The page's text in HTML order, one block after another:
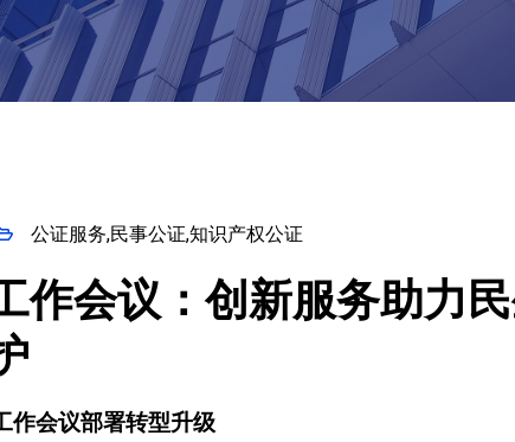
公证服务,民事公证,知识产权公证
作会议：创新服务助力
作会议部署转型升级